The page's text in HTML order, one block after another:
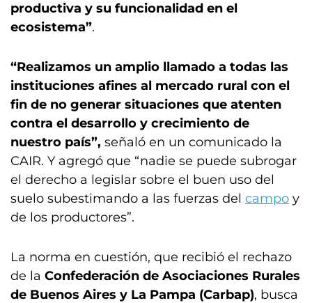
productiva y su funcionalidad en el
ecosistema”.
“Realizamos un amplio llamado a todas las
instituciones afines al mercado rural con el
fin de no generar situaciones que atenten
contra el desarrollo y crecimiento de
nuestro país”, señaló en un comunicado la
CAIR. Y agregó que “nadie se puede subrogar
el derecho a legislar sobre el buen uso del
suelo subestimando a las fuerzas del campo y
de los productores”.
La norma en cuestión, que recibió el rechazo
de la Confederación de Asociaciones Rurales
de Buenos Aires y La Pampa (Carbap), busca